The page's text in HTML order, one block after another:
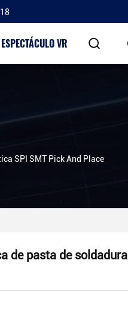
ESPECTÁCULO VR
SPI SMT Pick And Place
de pasta de soldadura